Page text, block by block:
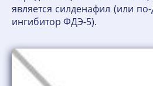
является силденафил (или
ингибитор ФДЭ-5).